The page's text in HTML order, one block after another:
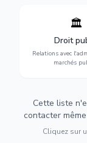
🏛️
Droit
Relations avec
marchés
Gestion de
avec
marchés
urbanisme et
Cette liste
contacter
Cliquez sur